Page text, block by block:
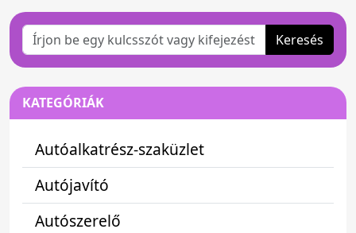
Keresés
KATEGÓRIÁK
Autóalkatrész-szaküzlet
Autójavító
Autószerelő